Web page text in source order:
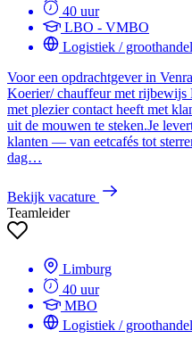
40 uur
LBO - VMBO
Logistiek / groothandel
Voor een opdrachtgever in
Koerier/ chauffeur met rijbewijs
met plezier contact heeft met
uit de mouwen te steken.Je
klanten — van eetcafés tot
dag…
Bekijk vacature
Teamleider
Limburg
40 uur
MBO
Logistiek / groothandel